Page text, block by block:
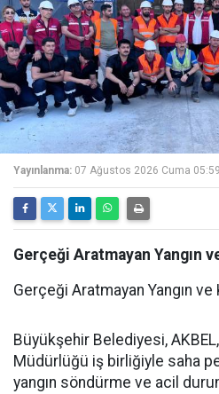
Yayınlanma: 07 Ağustos 2026 Cuma 05:59
Gerçeği Aratmayan Yangın
Gerçeği Aratmayan Yangın
Büyükşehir Belediyesi,
Müdürlüğü iş birliğiyle saha
yangın söndürme ve acil